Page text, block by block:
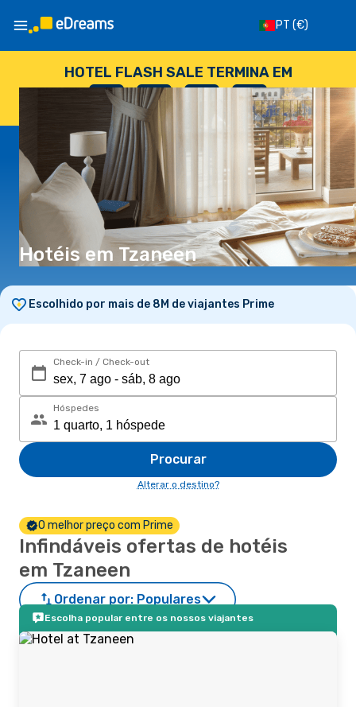
PT (€)
HOTEL FLASH SALE TERMINA EM
--
DIAS
: --
HORAS
: --
SEGUNDOS
Hotéis em Tzaneen
Escolhido por mais de 8M de viajantes Prime
Check-in / Check-out
Hóspedes
Procurar
Alterar o destino?
O melhor preço com Prime
Infindáveis ofertas de hotéis
em Tzaneen
Ordenar por: Populares
Escolha popular entre os nossos viajantes